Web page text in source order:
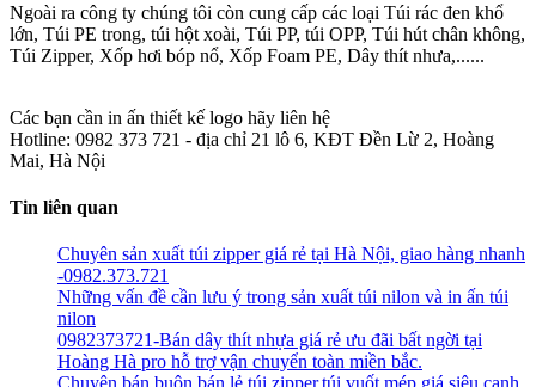
Ngoài ra công ty chúng tôi còn cung cấp các loại Túi rác đen khổ
lớn, Túi PE trong, túi hột xoài, Túi PP, túi OPP, Túi hút chân không,
Túi Zipper, Xốp hơi bóp nổ, Xốp Foam PE, Dây thít nhưa,......
Các bạn cần in ấn thiết kế logo hãy liên hệ
Hotline: 0982 373 721 - địa chỉ 21 lô 6, KĐT Đền Lừ 2, Hoàng
Mai, Hà Nội
Tin liên quan
Chuyên sản xuất túi zipper giá rẻ tại Hà Nội, giao hàng nhanh
-0982.373.721
Những vấn đề cần lưu ý trong sản xuất túi nilon và in ấn túi
nilon
0982373721-Bán dây thít nhựa giá rẻ ưu đãi bất ngời tại
Hoàng Hà pro hỗ trợ vận chuyển toàn miền bắc.